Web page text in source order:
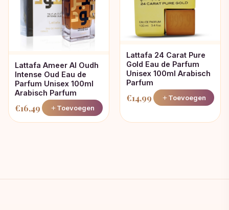
Lattafa Ameer Al Oudh
Intense Oud Eau de
Parfum Unisex 100ml
Arabisch Parfum
€16,49 Toevoegen
Lattafa 24 Carat Pure
Gold Eau de Parfum
Unisex 100ml Arabisch
Parfum
€14,99 Toevoegen